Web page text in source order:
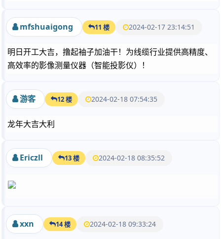
mfshuaigong 11 楼 2024-02-17 23:14:51
明日开工大吉，撸起袖子加油干！为线缆行业提供高精度、
高效率的影像测量仪器（智能投影仪）！
游客 12 楼 2024-02-18 07:54:35
龙年大吉大利
Ericzll 13 楼 2024-02-18 08:35:52
xxn 14 楼 2024-02-18 09:33:24